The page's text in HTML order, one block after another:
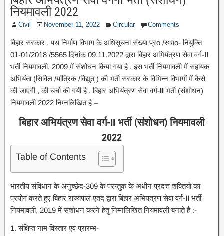
नियमावली 2022
Civil November 11, 2022 Circular Comments
बिहार सरकार , पथ निर्माण विभाग के अधिसूचना संख्या प्रo /स्थाo- नियुक्ति
01-01/2018 /5565 दिनांक 09.11.2022 द्वारा बिहार अभियंत्रण सेवा वर्ग-II
भर्ती नियमावली, 2009 में संशोधन किया गया है . इस भर्ती नियमावली में सहायक
अभियंता (सिविल /यांत्रिक /विद्युत् ) की भर्ती सरकार के विभिन्न विभागों में कैसे
की जाएगी , की चर्चा की गयी है . बिहार अभियंत्रण सेवा वर्ग-II भर्ती (संशोधन)
नियमावली 2022 निम्नलिखित है –
बिहार अभियंत्रण सेवा वर्ग-II भर्ती (संशोधन) नियमावली
2022
Table of Contents
भारतीय संविधान के अनुच्छेद-309 के परन्तुक के अधीन प्रदत्त शक्तियों का
प्रयोग करते हुए बिहार राज्यपाल एतद्‌ द्वारा बिहार अभियंत्रण सेवा वर्ग-II भर्ती
नियमावली, 2019 में संशोधन करने हेतु निम्नलिखित नियमावली बनाते है :-
1. संक्षिप्त नाम विस्तार एवं प्रारम्भ-